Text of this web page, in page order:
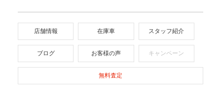
店舗情報 在庫車 スタッフ紹介
ブログ お客様の声 キャンペーン
無料査定